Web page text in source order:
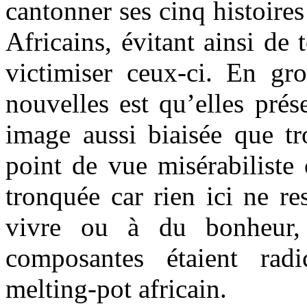
cantonner ses cinq
Africains, évitant ainsi de
victimiser ceux-ci. En
nouvelles est qu’elles
image aussi biaisée que
point de vue
tronquée car rien ici ne
vivre ou à du
composantes étaient
melting-pot africain.